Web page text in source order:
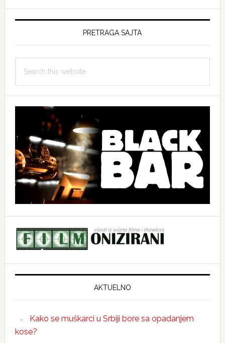
PRETRAGA SAJTA
this
AKTUELNO
Kako se muškarci u Srbiji bore sa opadanjem
kose?